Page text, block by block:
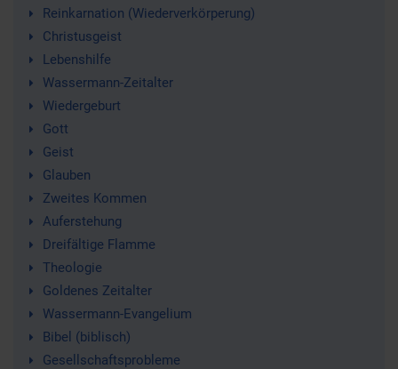
Reinkarnation (Wiederverkörperung)
Christusgeist
Lebenshilfe
Wassermann-Zeitalter
Wiedergeburt
Gott
Geist
Glauben
Zweites Kommen
Auferstehung
Dreifältige Flamme
Theologie
Goldenes Zeitalter
Wassermann-Evangelium
Bibel (biblisch)
Gesellschaftsprobleme